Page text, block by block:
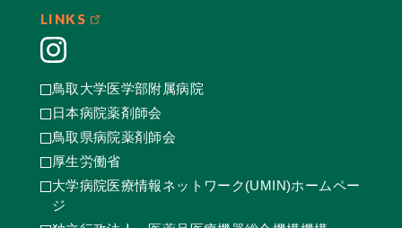
LINKS
鳥取大学医学部附属病院
日本病院薬剤師会
鳥取県病院薬剤師会
厚生労働省
大学病院医療情報ネットワーク(UMIN)ホームペー
ジ